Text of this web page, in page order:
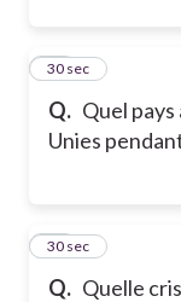
Q. Quel
Unies
25
30 sec
Q. Quelle
26
30 sec